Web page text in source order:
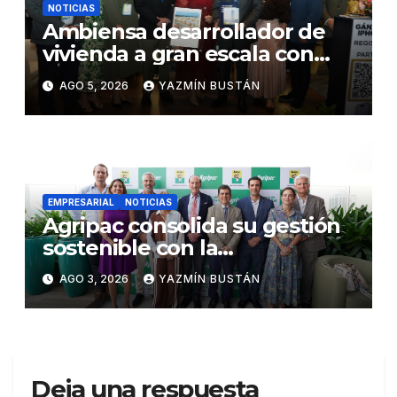
NOTICIAS
Ambiensa desarrollador de
vivienda a gran escala con
estándares internacionales
de sostenibilidad
AGO 5, 2026 YAZMÍN BUSTÁN
EMPRESARIAL NOTICIAS
Agripac consolida su gestión
sostenible con la
presentación de su octava
Memoria de Sostenibilidad
AGO 3, 2026 YAZMÍN BUSTÁN
Deja una respuesta